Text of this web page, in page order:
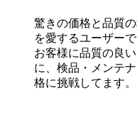
驚きの価格と品質
を愛するユーザーで
お客様に品質の良
に、検品・メンテ
格に挑戦してます。